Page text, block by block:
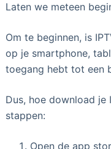
Laten we meteen
Om te beginnen, is
op je smartphone,
toegang hebt tot een
Dus, hoe download je
stappen:
Open de app